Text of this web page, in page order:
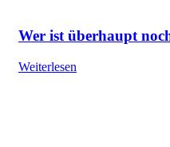
Wer ist überhaupt
Weiterlesen